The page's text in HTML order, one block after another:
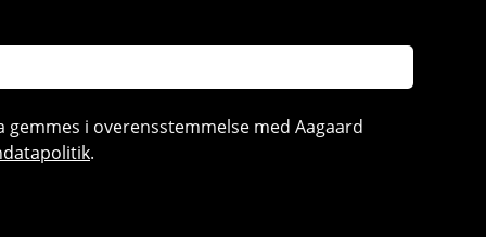
gemmes i overensstemmelse med Aagaard
.